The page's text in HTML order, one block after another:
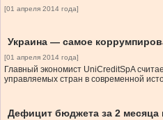
[01 апреля 2014 года]
Украина — самое
[01 апреля 2014 года]
Главный экономист UniCreditSpA
управляемых стран в современной
Дефицит бюджета за 2